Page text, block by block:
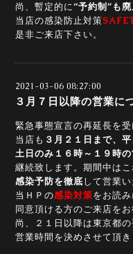
尚、暫定的に“予約制”も
当店の感染防止対策
是非ご来店下さい。
2021-03-06 08:27:00
３月７日以降の営業に
緊急事態宣言の再延長を受
当店も ３月２１日まで、
土日のみ１６時～１９時
継続致します。期間中はこ
感染予防を徹底して営業い
当ＨＰの感染対策をお読み
同意頂ける方のご来店をお
尚、２１日以降は東京都
営業時間を決めさせて頂き